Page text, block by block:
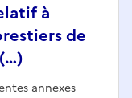
à
de
annexes